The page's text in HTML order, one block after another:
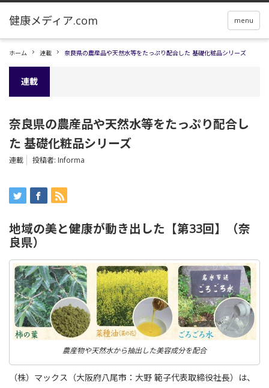
menu
ホーム 連載 奈良県の農産品や天然水等をたっぷり配合した 基礎化粧品シリーズ
連載
奈良県の農産品や天然水等をたっぷり配合し
た 基礎化粧品シリーズ
連載 投稿者: Informa
地域の美と健康が動き出した【第33回】（奈
良県）
農産物や天然水から抽出した美容成分を配合
（株）マックス（大阪府八尾市：大野 範子代表取締役社長）は、